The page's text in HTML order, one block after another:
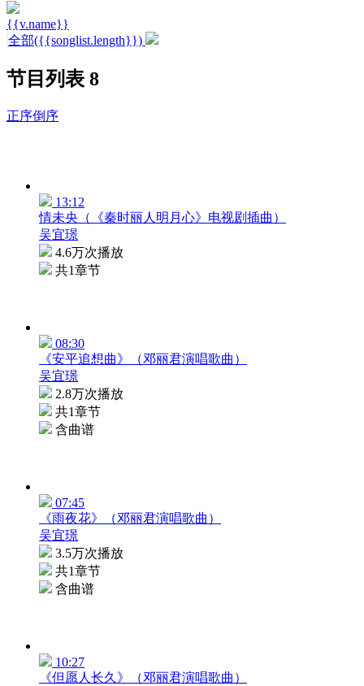
{{v.name}}
全部({{songlist.length}})
节目列表 8
正序倒序
13:12
情未央（《秦时丽人明月心》电视剧插曲）
吴宜璟
4.6万次播放
共1章节
08:30
《安平追想曲》（邓丽君演唱歌曲）
吴宜璟
2.8万次播放
共1章节
含曲谱
07:45
《雨夜花》（邓丽君演唱歌曲）
吴宜璟
3.5万次播放
共1章节
含曲谱
10:27
《但愿人长久》（邓丽君演唱歌曲）